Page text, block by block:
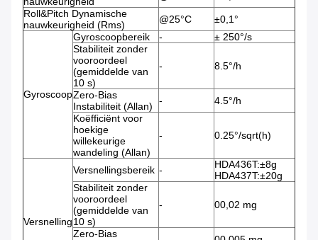
Roll&Pitch Dynamische
nauwkeurigheid (Rms)
@25°C ±0,1°
Gyroscoop
Gyroscoopbereik -
± 250°/s
Stabiliteit zonder
vooroordeel
(gemiddelde van
10 s)
- 8.5°/h
Zero-Bias
Instabiliteit (Allan)
-
4.5°/h
Koëfficiënt voor
hoekige
willekeurige
wandeling (Allan)
- 0.25°/sqrt(h)
Versnelling
Versnellingsbereik -
HDA436T:±8g
HDA437T:±20g
Stabiliteit zonder
vooroordeel
(gemiddelde van
10 s)
- 00,02 mg
Zero-Bias